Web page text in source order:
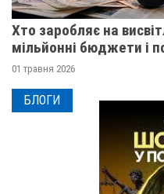
Хто заробляє на
мільйонні бюджети і
01 травня 2026
БЛОГИ